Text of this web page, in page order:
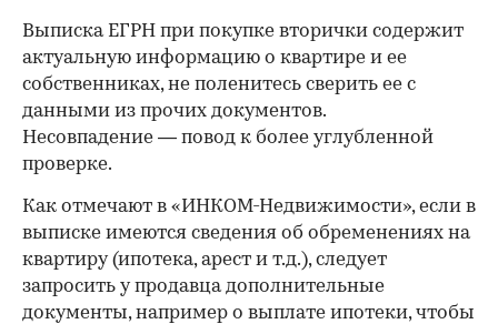
Выписка ЕГРН при покупке вторички содержит
актуальную информацию о квартире и ее
собственниках, не поленитесь сверить ее с
данными из прочих документов.
Несовпадение — повод к более углубленной
проверке.
Как отмечают в «ИНКОМ-Недвижимости», если в
выписке имеются сведения об обременениях на
квартиру (ипотека, арест и т.д.), следует
запросить у продавца дополнительные
документы, например о выплате ипотеки, чтобы